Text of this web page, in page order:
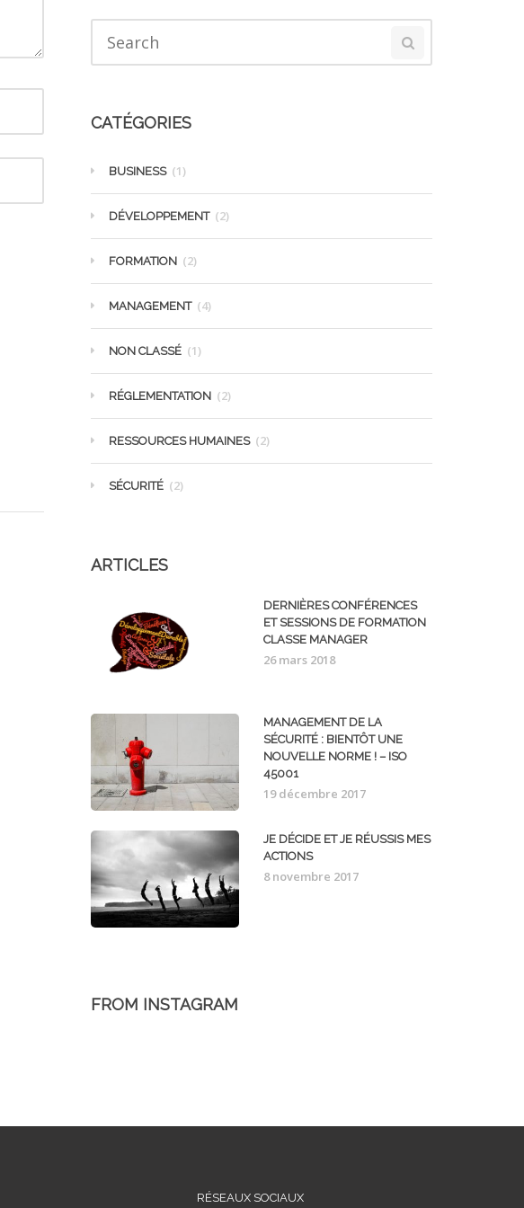
CATÉGORIES
BUSINESS (1)
DÉVELOPPEMENT (2)
FORMATION (2)
MANAGEMENT (4)
NON CLASSÉ (1)
RÉGLEMENTATION (2)
RESSOURCES HUMAINES (2)
SÉCURITÉ (2)
ARTICLES
DERNIÈRES CONFÉRENCES
ET SESSIONS DE FORMATION
CLASSE MANAGER
26 mars 2018
MANAGEMENT DE LA
SÉCURITÉ : BIENTÔT UNE
NOUVELLE NORME ! – ISO
45001
19 décembre 2017
JE DÉCIDE ET JE RÉUSSIS MES
ACTIONS
8 novembre 2017
FROM INSTAGRAM
RÉSEAUX SOCIAUX